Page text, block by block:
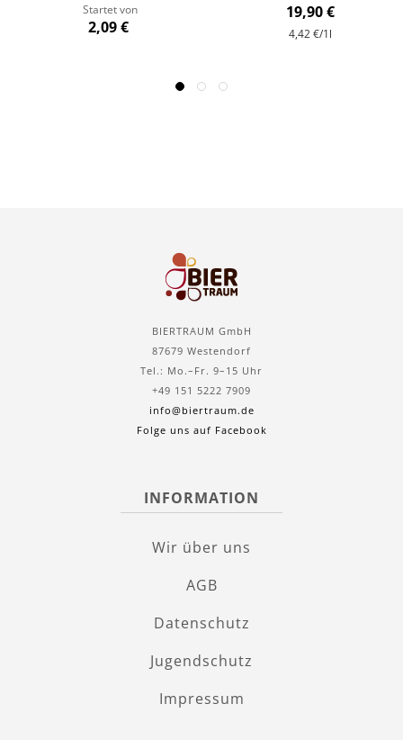
Startet von
2,09 €
19,90 €
4,42 €/1l
BIERTRAUM GmbH
87679 Westendorf
Tel.: Mo.–Fr. 9–15 Uhr
+49 151 5222 7909
info@biertraum.de
Folge uns auf Facebook
INFORMATION
Wir über uns
AGB
Datenschutz
Jugendschutz
Impressum